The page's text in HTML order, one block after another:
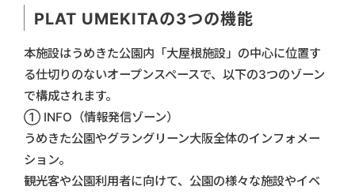
PLAT UMEKITAの3つの機能
本施設はうめきた公園内「大屋根施設」の中心に位置す
る仕切りのないオープンスペースで、以下の3つのゾーン
で構成されます。
① INFO（情報発信ゾーン）
うめきた公園やグラングリーン大阪全体のインフォメー
ション。
観光客や公園利用者に向けて、公園の様々な施設やイベ